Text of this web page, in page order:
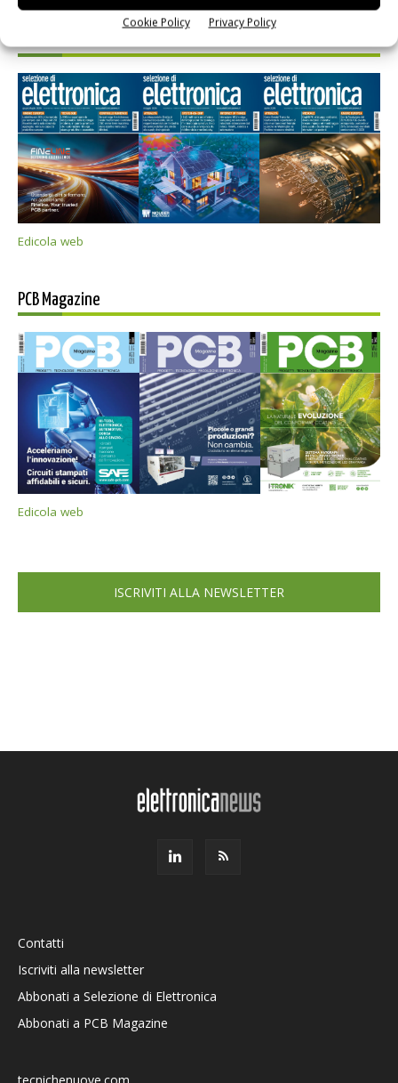
Cookie Policy Privacy Policy
Edicola web
PCB Magazine
Edicola web
ISCRIVITI ALLA NEWSLETTER
Contatti
Iscriviti alla newsletter
Abbonati a Selezione di Elettronica
Abbonati a PCB Magazine